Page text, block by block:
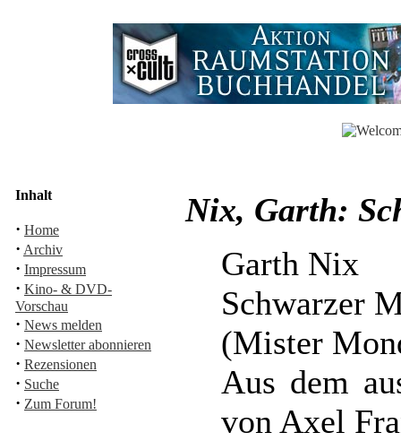
Inhalt
· Home
· Archiv
· Impressum
· Kino- & DVD-
Vorschau
· News melden
· Newsletter abonnieren
· Rezensionen
· Suche
· Zum Forum!
Nix, Garth:
Garth Nix
Schwarzer
(Mister
Aus dem
von Axel